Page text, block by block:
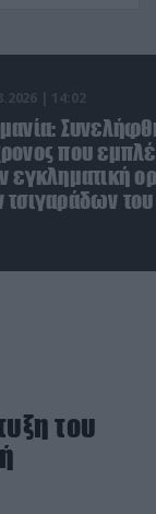
| 14:02
που
εγκληματική
του
του